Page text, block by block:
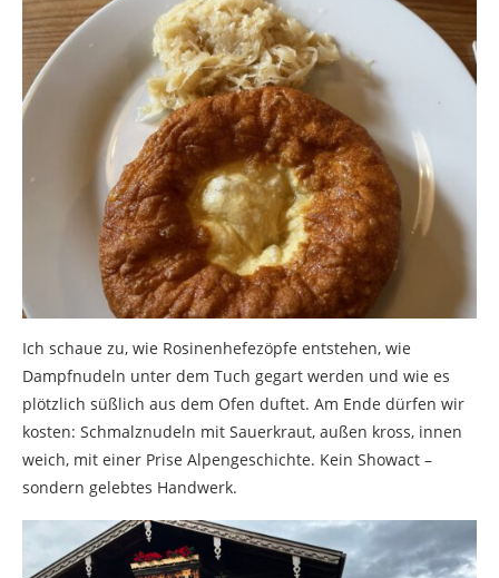
Ich schaue zu, wie Rosinenhefezöpfe entstehen, wie
Dampfnudeln unter dem Tuch gegart werden und wie es
plötzlich süßlich aus dem Ofen duftet. Am Ende dürfen wir
kosten: Schmalznudeln mit Sauerkraut, außen kross, innen
weich, mit einer Prise Alpengeschichte. Kein Showact –
sondern gelebtes Handwerk.